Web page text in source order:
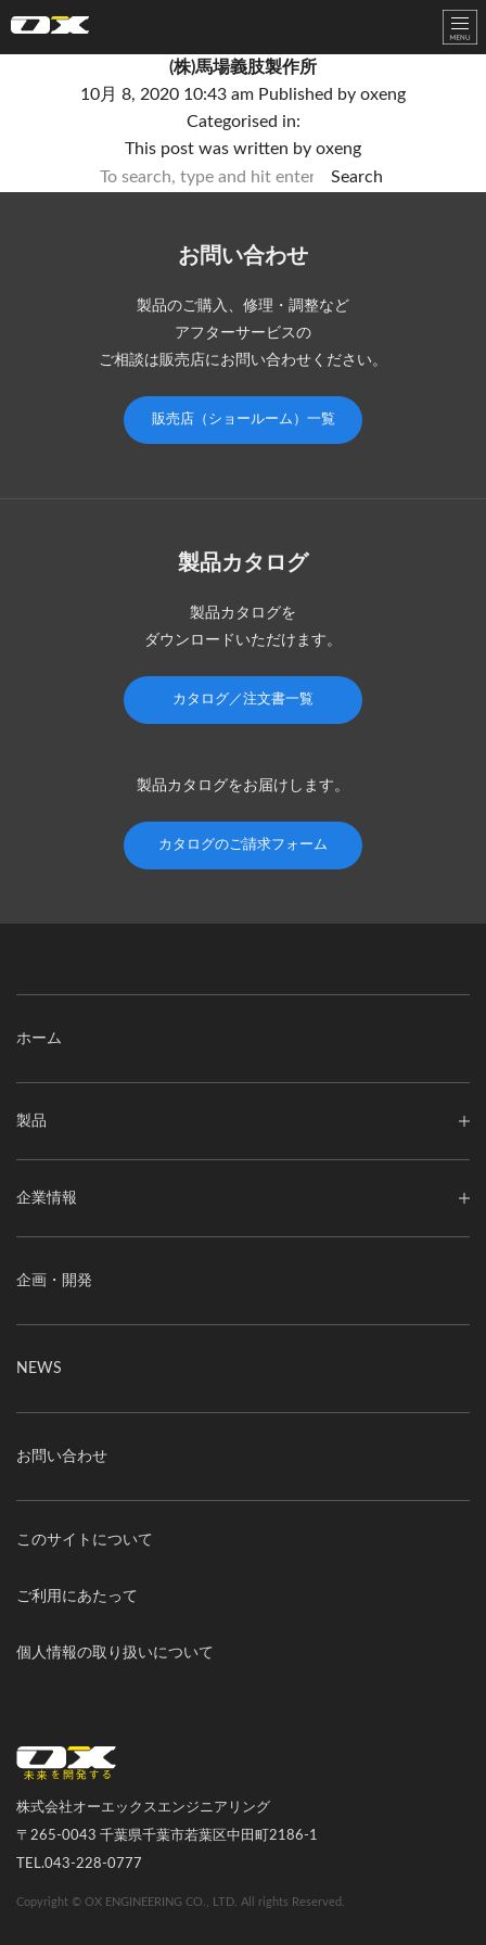
(株)馬場義肢製作所
10月 8, 2020 10:43 am Published by oxeng
Categorised in:
This post was written by oxeng
Search
お問い合わせ
製品のご購入、修理・調整など
アフターサービスの
ご相談は販売店にお問い合わせください。
販売店（ショールーム）一覧
製品カタログ
製品カタログを
ダウンロードいただけます。
カタログ／注文書一覧
製品カタログをお届けします。
カタログのご請求フォーム
ホーム
製品
企業情報
企画・開発
NEWS
お問い合わせ
このサイトについて
ご利用にあたって
個人情報の取り扱いについて
株式会社オーエックスエンジニアリング
〒265-0043 千葉県千葉市若葉区中田町2186-1
TEL.043-228-0777
Copyright © OX ENGINEERING CO., LTD. All rights Reserved.